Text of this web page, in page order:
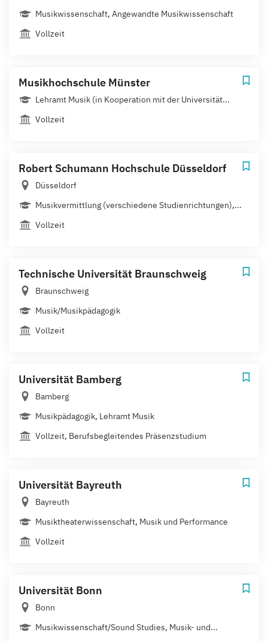
Musikwissenschaft, Angewandte Musikwissenschaft
Vollzeit
Musikhochschule Münster
Lehramt Musik (in Kooperation mit der Universität...
Vollzeit
Robert Schumann Hochschule Düsseldorf
Düsseldorf
Musikvermittlung (verschiedene Studienrichtungen),...
Vollzeit
Technische Universität Braunschweig
Braunschweig
Musik/Musikpädagogik
Vollzeit
Universität Bamberg
Bamberg
Musikpädagogik, Lehramt Musik
Vollzeit, Berufsbegleitendes Präsenzstudium
Universität Bayreuth
Bayreuth
Musiktheaterwissenschaft, Musik und Performance
Vollzeit
Universität Bonn
Bonn
Musikwissenschaft/Sound Studies, Musik- und...